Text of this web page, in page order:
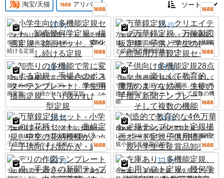
淘宝/天猫 アリババ
20 円
小学生向け多機能定規セット、卸売幾何
学定規、描画定規、絵画セット、変化し
続ける定規
15 円
万華鏡定規、クリエイティブ万華鏡定
規、万能製図板定規、子供と学生の描画
と絵画用万華鏡定規セット
127 円
卸売りの多機能で常に変化する定規、手
描きのポスターテンプレート、学生用描
画定規、くり抜かれた波型定規
93 円
子供向け多機能定規28点セット、楽しく
て教育的、魔法のような絵画、生徒の手
描き新聞テンプレート、そして複数の機
能
16 円
万華鏡定規セット - 小学生向け花柄セッ
ト、曲線定規、中空の花柄模様が入った
子供向けお絵かき・絵画セット
14 円
創造的で教育的な4色万華鏡定規テンプ
レート定規描画ボード定規子供用描画定
規小学生生徒賞品卸売
83 円
デリの作図テンプレート定規、手書きの
11 円
在庫あり：多機能定規、学生用ソフト定